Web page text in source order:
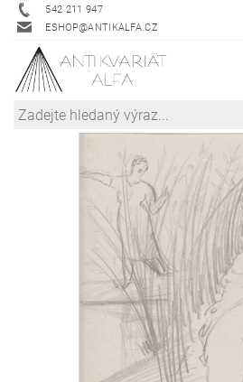
542 211 947
ESHOP@ANTIKALFA.CZ